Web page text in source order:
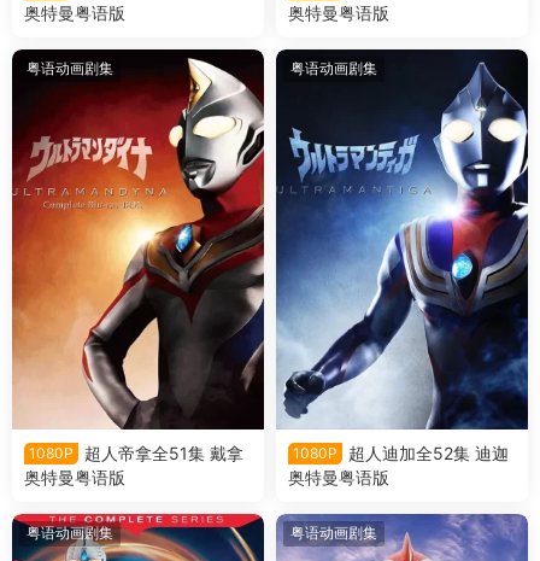
奥特曼粤语版
奥特曼粤语版
粤语动画剧集
1080P
超人帝拿全51集 戴拿
奥特曼粤语版
粤语动画剧集
1080P
超人迪加全52集 迪迦
奥特曼粤语版
粤语动画剧集 粤语动画剧集